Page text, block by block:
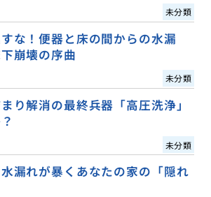
未分類
な！便器と床の間からの水漏
崩壊の序曲
未分類
り解消の最終兵器「高圧洗浄」
未分類
漏れが暴くあなたの家の「隠れ